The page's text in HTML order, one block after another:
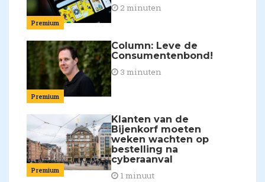
Premium
2 minuten
Premium
Column: Leve de
Consumentenbond!
3 minuten
Premium
Klanten van de
Bijenkorf moeten
weken wachten op
bestelling na
cyberaanval
1 minuut